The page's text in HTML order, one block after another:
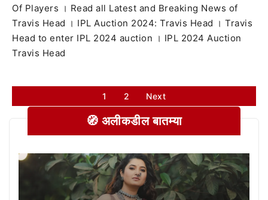
Of Players । Read all Latest and Breaking News of
Travis Head । IPL Auction 2024: Travis Head । Travis
Head to enter IPL 2024 auction । IPL 2024 Auction
Travis Head
1 2 Next
🧭 अलीकडील बातम्या